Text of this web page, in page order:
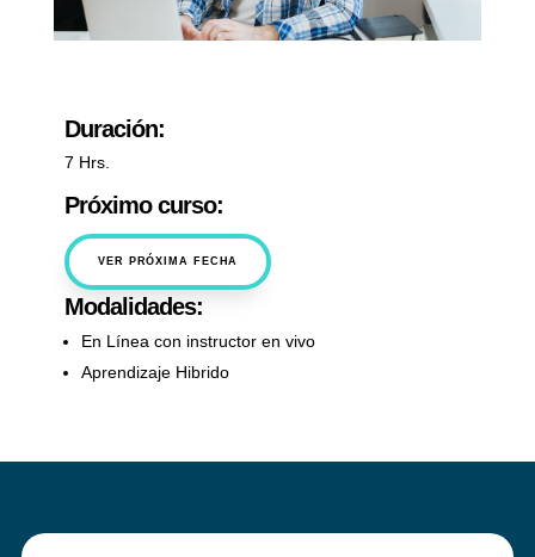
Duración:
7 Hrs.
Próximo curso:
VER PRÓXIMA FECHA
Modalidades:
En Línea con instructor en vivo
Aprendizaje Hibrido